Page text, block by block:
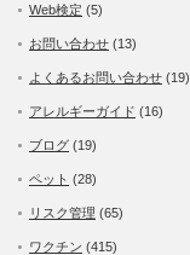
Web検定 (5)
お問い合わせ (13)
よくあるお問い合わせ (19)
アレルギーガイド (16)
ブログ (19)
ペット (28)
リスク管理 (65)
ワクチン (415)